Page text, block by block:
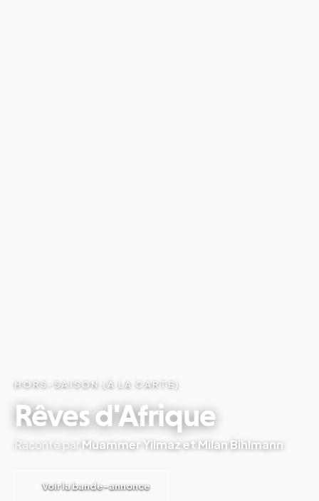
HORS-SAISON (À LA CARTE)
Rêves d'Afrique
Raconté parMuammer Yilmaz et Milan Bihlmann
Voir la bande-annonce